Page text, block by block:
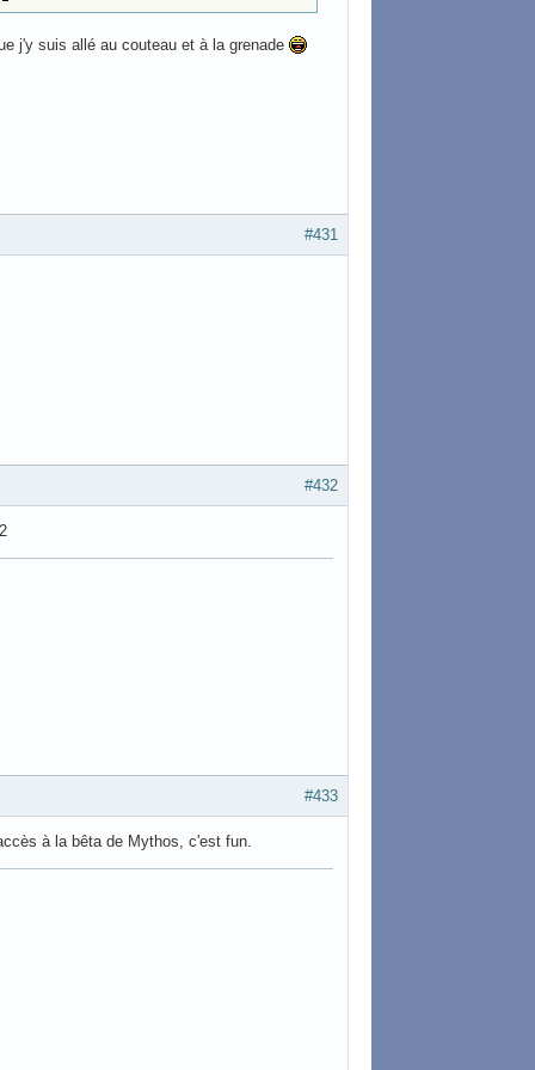
j'y suis allé au couteau et à la grenade
#431
#432
#433
à la bêta de Mythos, c'est fun.